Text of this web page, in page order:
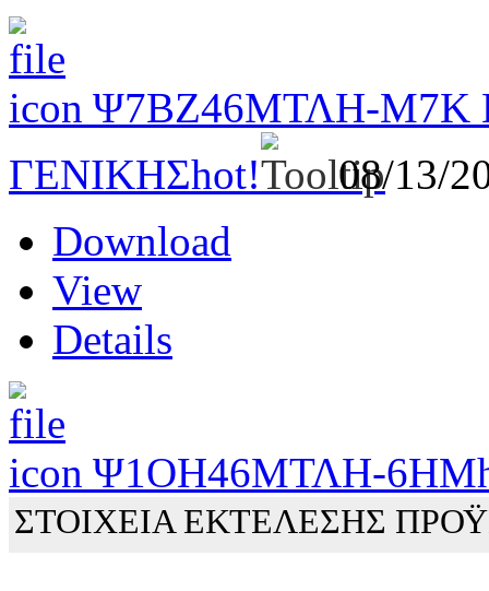
Ψ7ΒΖ46ΜΤΛΗ-Μ7Κ
ΓΕΝΙΚΗΣhot!
08/13/
Download
View
Details
Ψ1ΟΗ46ΜΤΛΗ-6ΗΜ
ΣΤΟΙΧΕΙΑ ΕΚΤΕΛΕΣΗΣ